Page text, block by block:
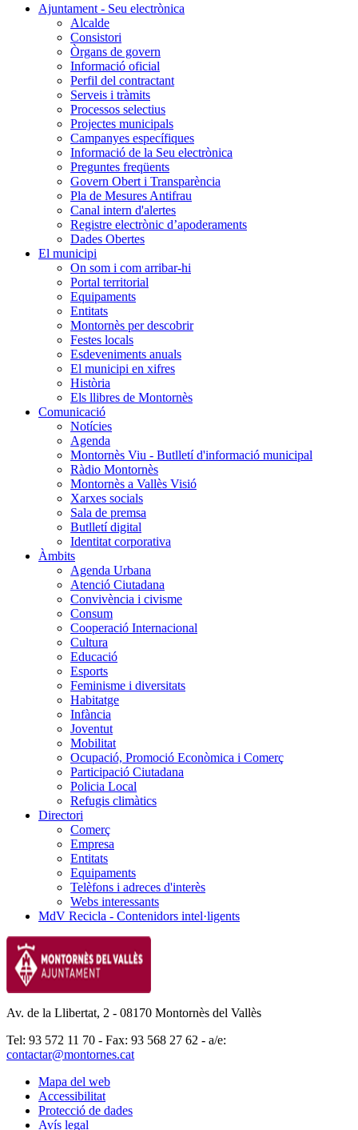
Ajuntament - Seu electrònica
Alcalde
Consistori
Òrgans de govern
Informació oficial
Perfil del contractant
Serveis i tràmits
Processos selectius
Projectes municipals
Campanyes específiques
Informació de la Seu electrònica
Preguntes freqüents
Govern Obert i Transparència
Pla de Mesures Antifrau
Canal intern d'alertes
Registre electrònic d’apoderaments
Dades Obertes
El municipi
On som i com arribar-hi
Portal territorial
Equipaments
Entitats
Montornès per descobrir
Festes locals
Esdeveniments anuals
El municipi en xifres
Història
Els llibres de Montornès
Comunicació
Notícies
Agenda
Montornès Viu - Butlletí d'informació municipal
Ràdio Montornès
Montornès a Vallès Visió
Xarxes socials
Sala de premsa
Butlletí digital
Identitat corporativa
Àmbits
Agenda Urbana
Atenció Ciutadana
Convivència i civisme
Consum
Cooperació Internacional
Cultura
Educació
Esports
Feminisme i diversitats
Habitatge
Infància
Joventut
Mobilitat
Ocupació, Promoció Econòmica i Comerç
Participació Ciutadana
Policia Local
Refugis climàtics
Directori
Comerç
Empresa
Entitats
Equipaments
Telèfons i adreces d'interès
Webs interessants
MdV Recicla - Contenidors intel·ligents
Av. de la Llibertat, 2 - 08170 Montornès del Vallès
Tel: 93 572 11 70 - Fax: 93 568 27 62 - a/e:
contactar@montornes.cat
Mapa del web
Accessibilitat
Protecció de dades
Avís legal